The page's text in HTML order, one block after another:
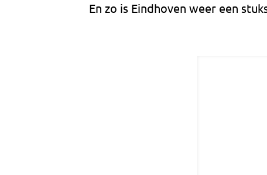
En zo is Eindhoven weer een